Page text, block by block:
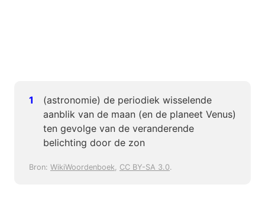
(astronomie) de periodiek wisselende
aanblik van de maan (en de planeet Venus)
ten gevolge van de veranderende
belichting door de zon
Bron: WikiWoordenboek, CC BY-SA 3.0.